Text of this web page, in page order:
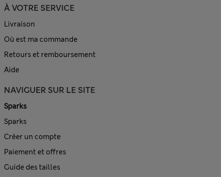
À VOTRE SERVICE
Livraison
Où est ma commande
Retours et remboursement
Aide
NAVIGUER SUR LE SITE
Sparks
Sparks
Créer un compte
Paiement et offres
Guide des tailles